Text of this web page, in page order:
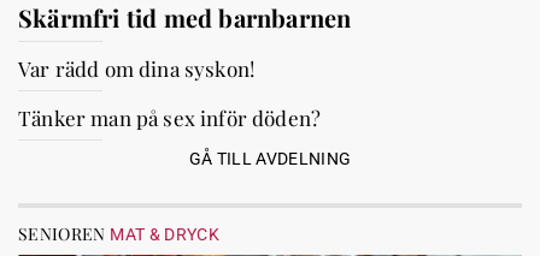
Skärmfri tid med barnbarnen
Var rädd om dina syskon!
Tänker man på sex inför döden?
GÅ TILL AVDELNING
SENIOREN MAT & DRYCK